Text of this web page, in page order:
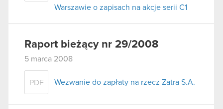
Warszawie o zapisach na akcje serii C1
Raport bieżący nr 29/2008
5 marca 2008
PDF Wezwanie do zapłaty na rzecz Zatra S.A.